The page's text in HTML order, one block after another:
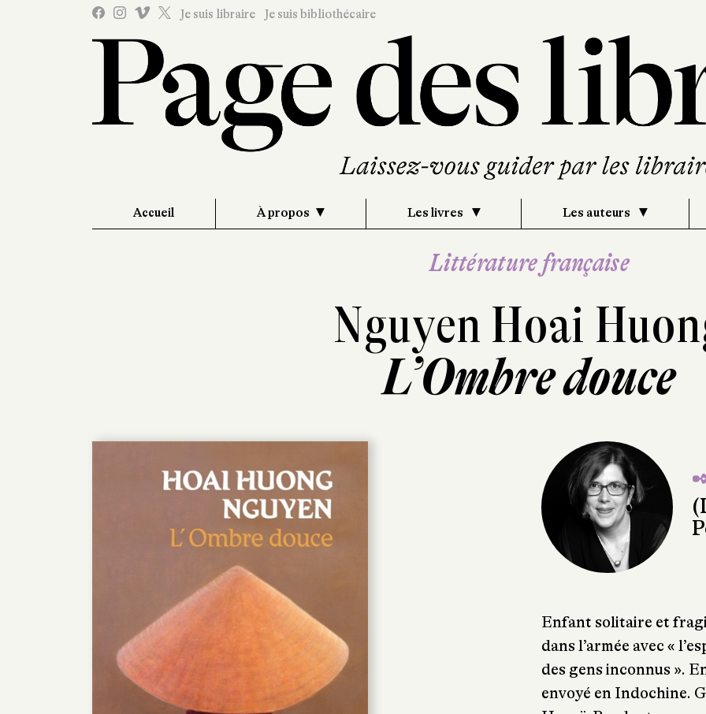
Je suis libraire Je suis bibliothécaire
Accueil À propos Les livres Les auteurs
Littérature française
Nguyen Hoai
L’Ombre douce
Enfant solitaire et
dans l’armée avec «
des gens inconnus ».
envoyé en Indochine.